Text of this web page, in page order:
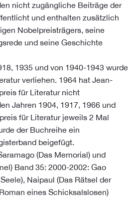
nicht zugängliche Beiträge der
und enthalten zusätzlich
Nobelpreisträgers, seine
und seine Geschichte
1935 und von 1940-1943 wurde
verliehen. 1964 hat Jean-
für Literatur nicht
Jahren 1904, 1917, 1966 und
für Literatur jeweils 2 Mal
der Buchreihe ein
beigefügt.
(Das Memorial) und
Band 35: 2000-2002: Gao
Naipaul (Das Rätsel der
eines Schicksalslosen)